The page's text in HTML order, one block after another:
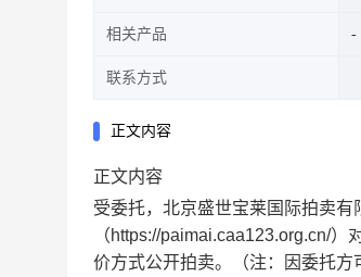
相关产品
联系方式
正文内容
正文内容
受委托，北京盛世宝莱国际拍卖
（https://paimai.caa123.org.cn/
价方式公开拍卖。（注：因委托方